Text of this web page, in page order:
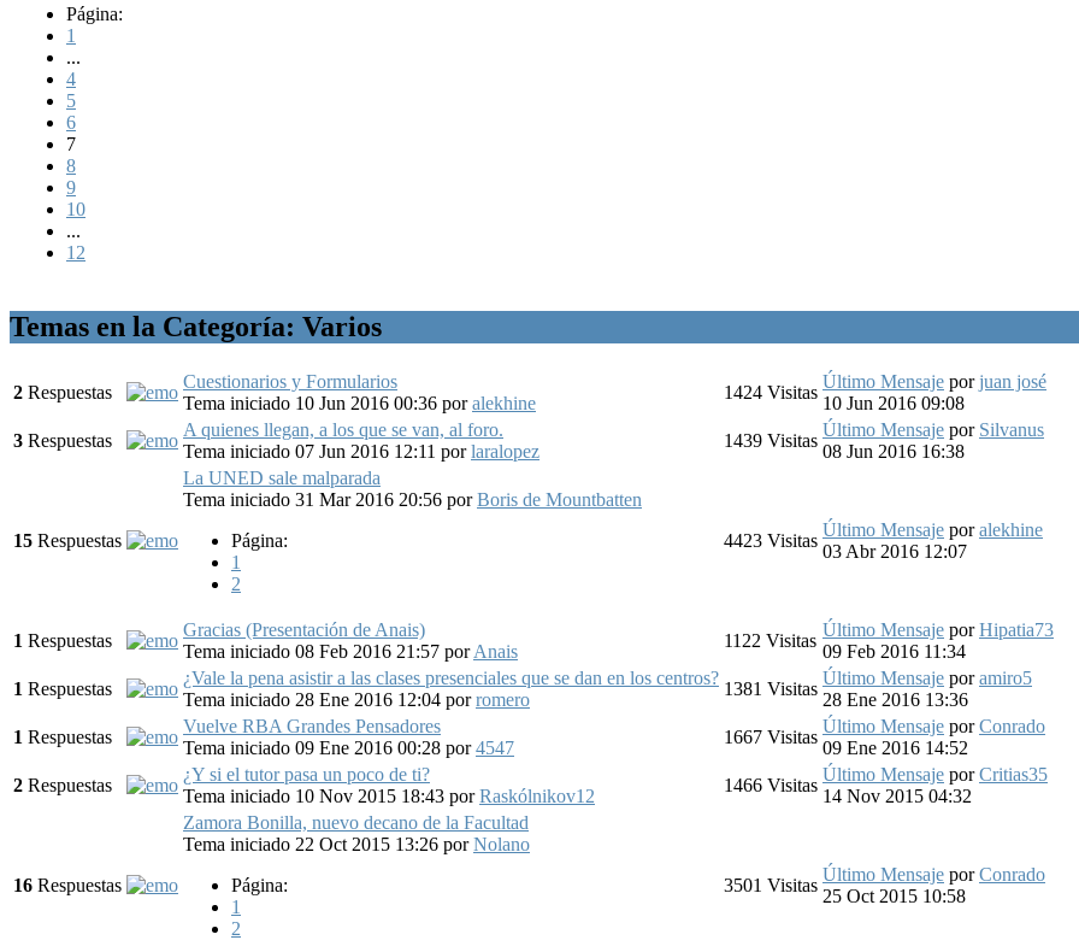
Página:
1
...
4
5
6
7
8
9
10
...
12
Temas en la Categoría: Varios
2 Respuestas
Cuestionarios y Formularios
Tema iniciado 10 Jun 2016 00:36 poralekhine
1424 Visitas
Último Mensaje porjuan josé
10 Jun 2016 09:08
3 Respuestas
A quienes llegan, a los que se van, al foro.
Tema iniciado 07 Jun 2016 12:11 porlaralopez
1439 Visitas
Último Mensaje por Silvanus
08 Jun 2016 16:38
15 Respuestas
La UNED sale malparada
Tema iniciado 31 Mar 2016 20:56 porBoris de Mountbatten
Página:
1
2
4423 Visitas
Último Mensaje poralekhine
03 Abr 2016 12:07
1 Respuestas
Gracias (Presentación de Anais)
Tema iniciado 08 Feb 2016 21:57 porAnais
1122 Visitas
Último Mensaje porHipatia73
09 Feb 2016 11:34
1 Respuestas
¿Vale la pena asistir a las clases presenciales que se dan en los centros?
Tema iniciado 28 Ene 2016 12:04 porromero
1381 Visitas
Último Mensaje poramiro5
28 Ene 2016 13:36
1 Respuestas
Vuelve RBA Grandes Pensadores
Tema iniciado 09 Ene 2016 00:28 por4547
1667 Visitas
Último Mensaje porConrado
09 Ene 2016 14:52
2 Respuestas
¿Y si el tutor pasa un poco de ti?
Tema iniciado 10 Nov 2015 18:43 porRaskólnikov12
1466 Visitas
Último Mensaje porCritias35
14 Nov 2015 04:32
16 Respuestas
Zamora Bonilla, nuevo decano de la Facultad
Tema iniciado 22 Oct 2015 13:26 porNolano
Página:
1
2
3501 Visitas
Último Mensaje porConrado
25 Oct 2015 10:58